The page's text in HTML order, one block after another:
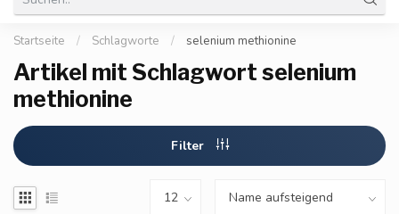
Startseite / Schlagworte / selenium methionine
Artikel mit Schlagwort selenium
methionine
Filter